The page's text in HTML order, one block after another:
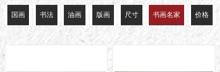
国画 书法 油画 版画 尺寸 书画名家 价格